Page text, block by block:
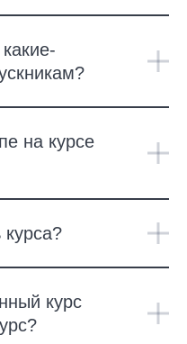
на курсе
курс